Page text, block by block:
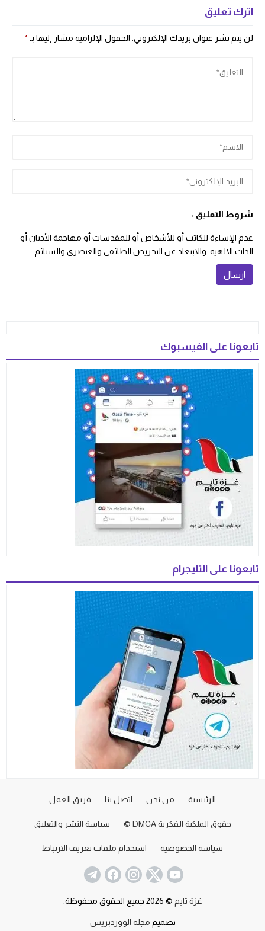
اترك تعليق
لن يتم نشر عنوان بريدك الإلكتروني. الحقول الإلزامية مشار إليها بـ*
شروط التعليق :
عدم الإساءة للكاتب أو للأشخاص أو للمقدسات أو مهاجمة الأديان أو
الذات الالهية. والابتعاد عن التحريض الطائفي والعنصري والشتائم.
تابعونا على الفيسبوك
تابعونا على التليجرام
الرئيسية من نحن اتصل بنا فريق العمل
حقوق الملكية الفكرية DMCA © سياسة النشر والتعليق
سياسة الخصوصية استخدام ملفات تعريف الارتباط
غزة تايم © 2026 جميع الحقوق محفوظة.
تصميم مجلة الووردبريس